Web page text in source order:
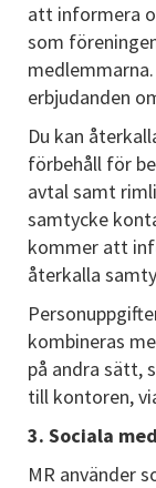
att informera
som
erbjudanden
Du kan
förbehåll för
avtal samt
samtycke
kommer att
återkalla
kombineras
på andra sätt,
till kontoren,
3. Sociala
MR använder